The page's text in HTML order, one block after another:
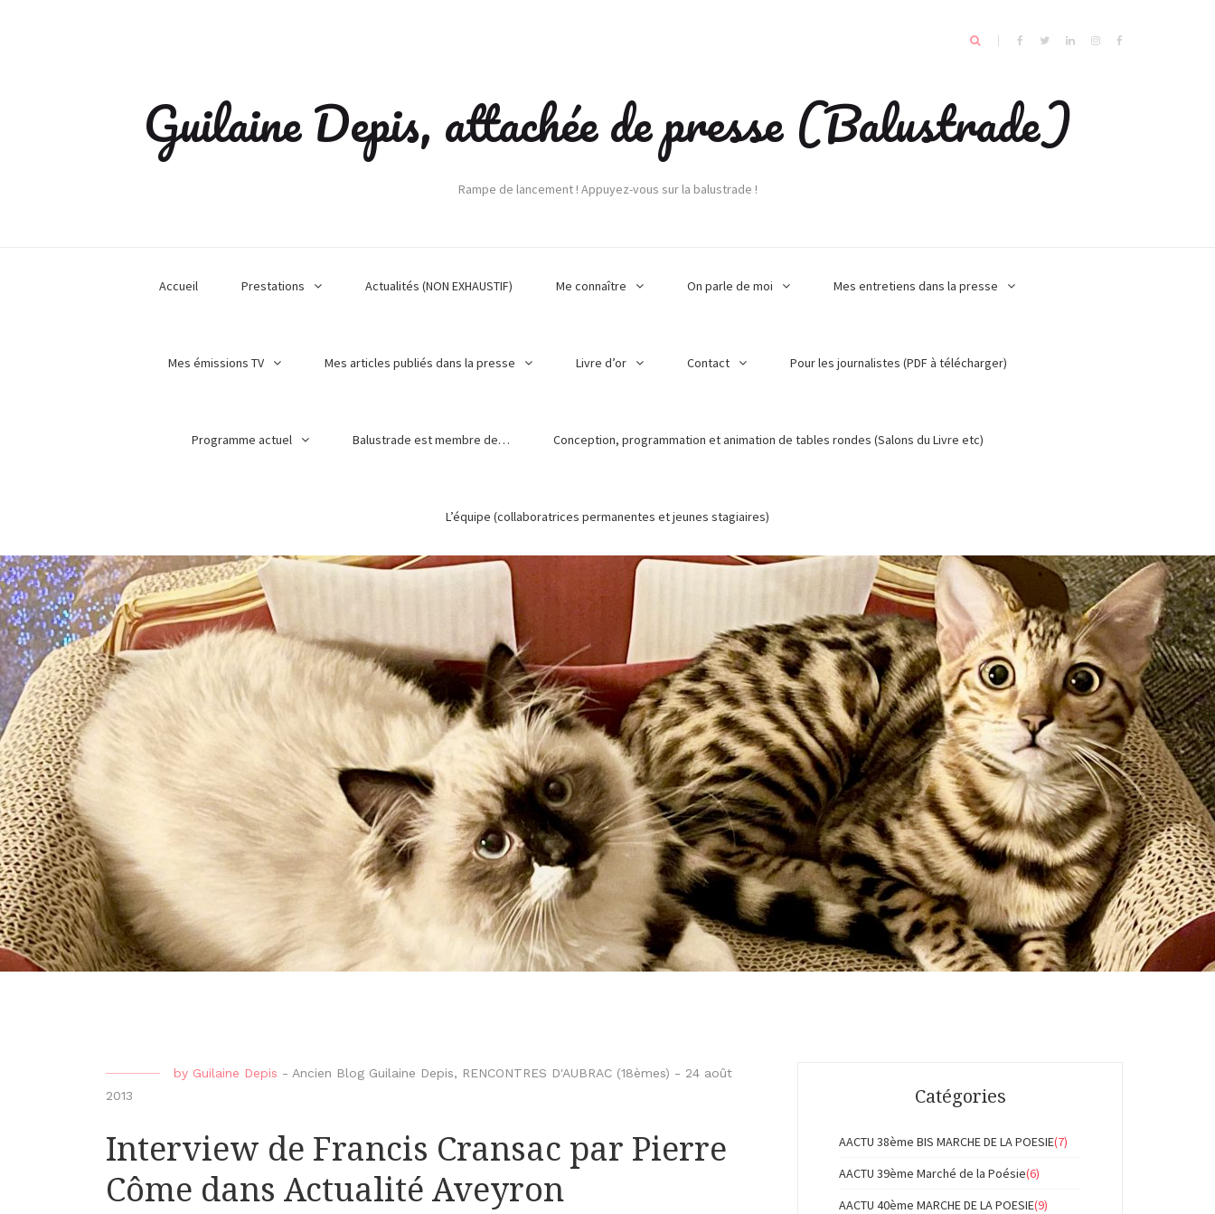
Guilaine Depis, attachée de presse (Balustrade)
Rampe de lancement ! Appuyez-vous sur la balustrade !
Accueil Prestations Actualités (NON EXHAUSTIF) Me connaître On parle de moi Mes entretiens dans la presse
Mes émissions TV Mes articles publiés dans la presse Livre d’or Contact Pour les journalistes (PDF à télécharger)
Programme actuel Balustrade est membre de… Conception, programmation et animation de tables rondes (Salons du Livre etc)
L’équipe (collaboratrices permanentes et jeunes stagiaires)
by Guilaine Depis - Ancien Blog Guilaine Depis, RENCONTRES D'AUBRAC (18èmes) - 24 août
2013
Interview de Francis Cransac par Pierre
Côme dans Actualité Aveyron
Catégories
AACTU 38ème BIS MARCHE DE LA POESIE(7)
AACTU 39ème Marché de la Poésie(6)
AACTU 40ème MARCHE DE LA POESIE(9)